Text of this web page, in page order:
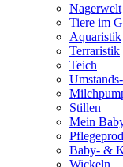
Nagerwelt
Tiere im
Aquaristik
Terraristik
Teich
Stillen
Mein
Baby- &
Wickeln